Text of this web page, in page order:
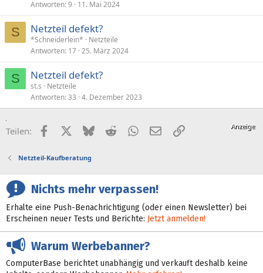
Antworten 9 11. Mai 2024
S Netzteil defekt?
*Schneiderlein*
Netzteile
Antworten 17 25. März 2024
S Netzteil defekt?
st.s
Netzteile
Antworten 33 4. Dezember 2023
Teilen: FacebookX (Twitter)
BlueskyRedditWhatsApp
E-MailLink
Netzteil-Kaufberatung
Nichts mehr verpassen!
Erhalte eine Push-Benachrichtigung (oder einen Newsletter) bei
Erscheinen neuer Tests und Berichte: Jetzt anmelden!
Warum Werbebanner?
ComputerBase berichtet unabhängig und verkauft deshalb keine